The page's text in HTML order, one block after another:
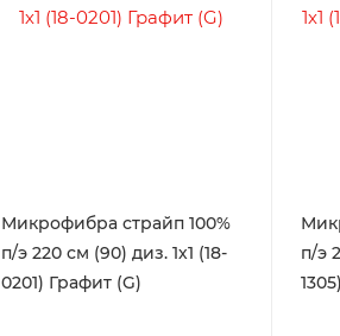
Микрофибра страйп 100%
п/э 220 см (90) диз. 1х1 (18-
0201) Графит (G)
п/э